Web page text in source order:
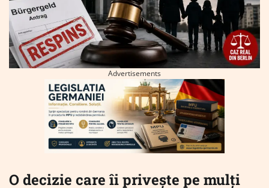
Advertisements
O decizie care îi privește pe mulți